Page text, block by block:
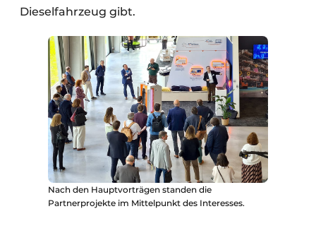
Dieselfahrzeug gibt.
Nach den Hauptvorträgen standen die
Partnerprojekte im Mittelpunkt des Interesses.